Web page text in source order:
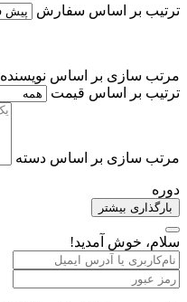
ترتیب بر اساس سفارش
مرتب سازی بر اساس نویسنده
ترتیب بر اساس قیمت
مرتب سازی بر اساس دسته
دوره
بارگذاری بیشتر
سلام، خوش آمدید!